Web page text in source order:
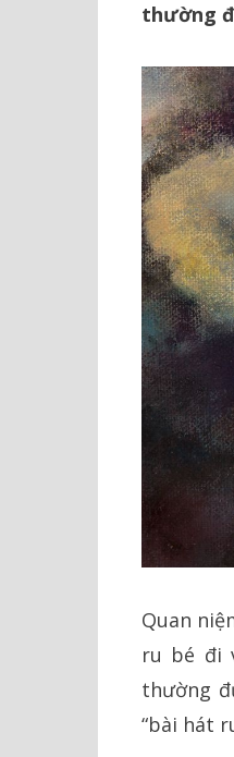
thường
Quan
ru bé đi
thường
“bài hát